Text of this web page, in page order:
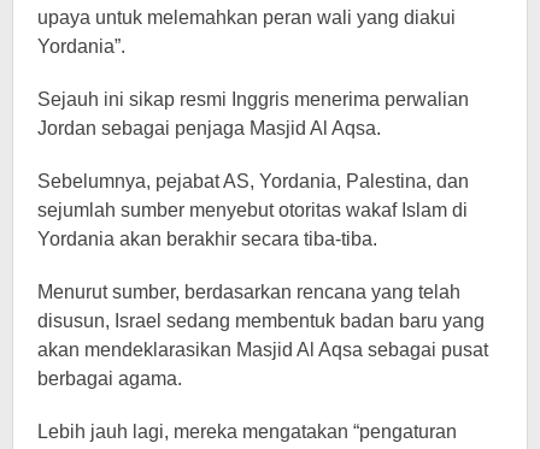
upaya untuk melemahkan peran wali yang diakui
Yordania”.
Sejauh ini sikap resmi Inggris menerima perwalian
Jordan sebagai penjaga Masjid Al Aqsa.
Sebelumnya, pejabat AS, Yordania, Palestina, dan
sejumlah sumber menyebut otoritas wakaf Islam di
Yordania akan berakhir secara tiba-tiba.
Menurut sumber, berdasarkan rencana yang telah
disusun, Israel sedang membentuk badan baru yang
akan mendeklarasikan Masjid Al Aqsa sebagai pusat
berbagai agama.
Lebih jauh lagi, mereka mengatakan “pengaturan